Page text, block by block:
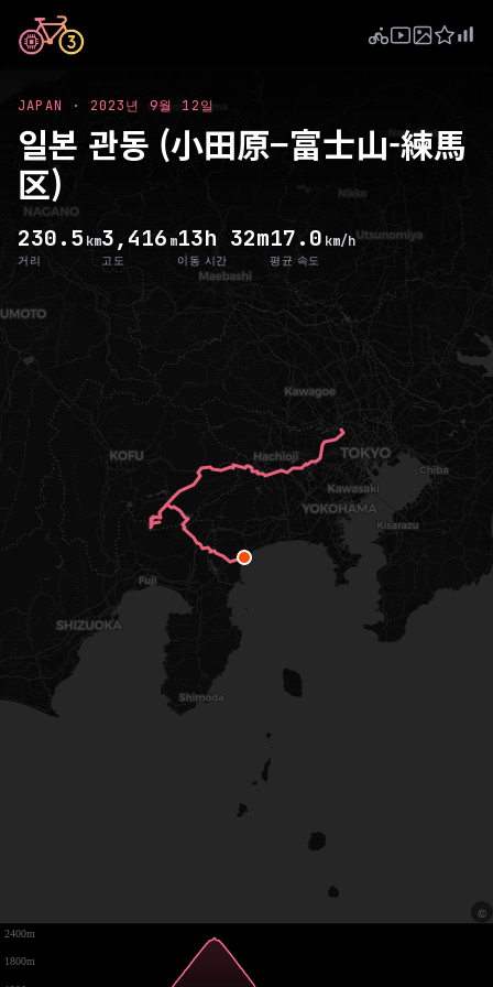
JAPAN · 2023년 9월 12일
일본 관동 (小田原−富士山-練馬
区)
230.5 km
거리
3,416 m
고도
13h 32m
이동 시간
17.0 km/h
평균 속도
1800m
2400m